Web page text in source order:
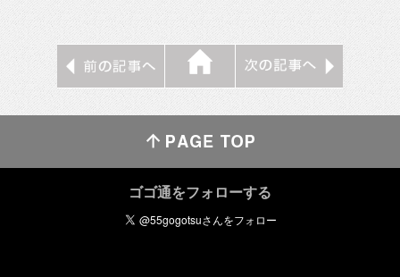
ゴゴ通をフォローする